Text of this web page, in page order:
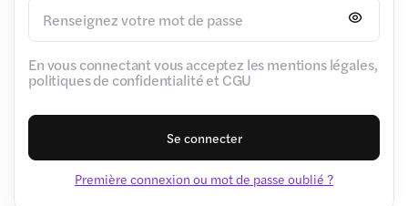
En vous connectant vous acceptez les mentions légales,
politiques de confidentialité et CGU
Se connecter
Première connexion ou mot de passe oublié ?